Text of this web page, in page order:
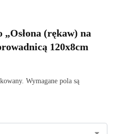
(rękaw) na
120x8cm
Wymagane pola są